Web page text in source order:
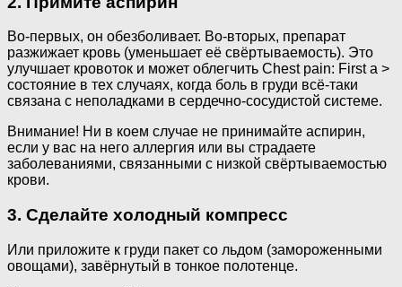
Во-первых, он обезболивает. Во-вторых, препарат
разжижает кровь (уменьшает её свёртываемость). Это
улучшает кровоток и может облегчить Chest pain: First a >
состояние в тех случаях, когда боль в груди всё-таки
связана с неполадками в сердечно-сосудистой системе.
Внимание! Ни в коем случае не принимайте аспирин,
если у вас на него аллергия или вы страдаете
заболеваниями, связанными с низкой свёртываемостью
крови.
3. Сделайте холодный компресс
Или приложите к груди пакет со льдом (замороженными
овощами), завёрнутый в тонкое полотенце.